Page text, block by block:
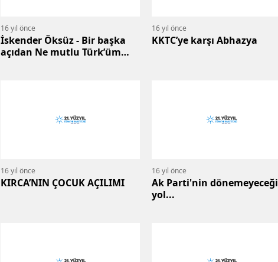
16 yıl önce
İskender Öksüz - Bir başka
açıdan Ne mutlu Türk’üm
16 yıl önce
KKTC’ye karşı Abhazya
16 yıl önce
KIRCA’NIN ÇOCUK AÇILIMI
16 yıl önce
Ak Parti'nin dönemeyeceği
yol...